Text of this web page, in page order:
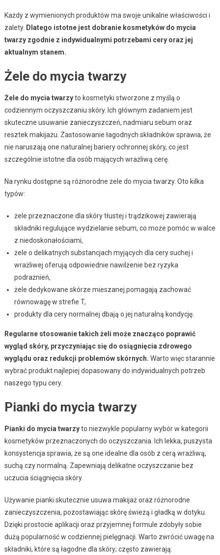
Każdy z wymienionych produktów ma swoje unikalne właściwości i
zalety. Dlatego istotne jest dobranie kosmetyków do mycia
twarzy zgodnie z indywidualnymi potrzebami cery oraz jej
aktualnym stanem.
Żele do mycia twarzy
Żele do mycia twarzyto kosmetyki stworzone z myślą o
codziennym oczyszczaniu skóry. Ich głównym zadaniem jest
skuteczne usuwanie zanieczyszczeń, nadmiaru sebum oraz
resztek makijażu. Zastosowanie łagodnych składników sprawia, że
nie naruszają one naturalnej bariery ochronnej skóry, co jest
szczególnie istotne dla osób mających wrażliwą cerę.
Na rynku dostępne są różnorodne żele do mycia twarzy. Oto kilka
typów:
żele przeznaczone dla skóry tłustej i trądzikowej zawierają
składniki regulujące wydzielanie sebum, co może pomóc w walce
z niedoskonałościami,
żele o delikatnych substancjach myjących dla cery suchej i
wrażliwej oferują odpowiednie nawilżenie bez ryzyka
podrażnień,
żele dedykowane skórze mieszanej pomagają zachować
równowagę w strefie T,
produkty dla cery normalnej dbają o jej naturalną kondycję.
Regularne stosowanie takich żeli może znacząco poprawić
wygląd skóry, przyczyniając się do osiągnięcia zdrowego
wyglądu oraz redukcji problemów skórnych. Warto więc starannie
wybrać produkt najlepiej dopasowany do indywidualnych potrzeb
naszego typu cery.
Pianki do mycia twarzy
Pianki do mycia twarzyto niezwykle popularny wybór w kategorii
kosmetyków przeznaczonych do oczyszczania. Ich lekka, puszysta
konsystencja sprawia, że są one idealne dla osób z cerą wrażliwą,
suchą czy normalną. Zapewniają delikatne oczyszczanie bez
uczucia ściągnięcia skóry.
Używanie pianki skutecznie usuwa makijaż oraz różnorodne
zanieczyszczenia, pozostawiając skórę świeżą i gładką w dotyku.
Dzięki prostocie aplikacji oraz przyjemnej formule zdobyły sobie
dużą popularność w codziennej pielęgnacji. Warto zwrócić uwagę na
składniki, które są łagodne dla skóry; często zawierają: